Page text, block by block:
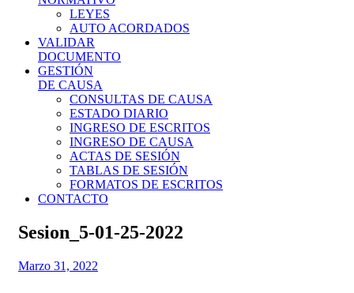
LEYES
AUTO ACORDADOS
VALIDAR
DOCUMENTO
GESTIÓN
DE CAUSA
CONSULTAS DE CAUSA
ESTADO DIARIO
INGRESO DE ESCRITOS
INGRESO DE CAUSA
ACTAS DE SESIÓN
TABLAS DE SESIÓN
FORMATOS DE ESCRITOS
CONTACTO
Sesion_5-01-25-2022
Marzo 31, 2022